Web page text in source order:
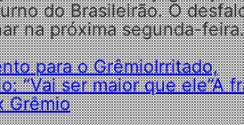
do Brasileirão. O
na próxima segunda-feira.
para o GrêmioIrritado,
“Vai ser maior que ele”A
Grêmio